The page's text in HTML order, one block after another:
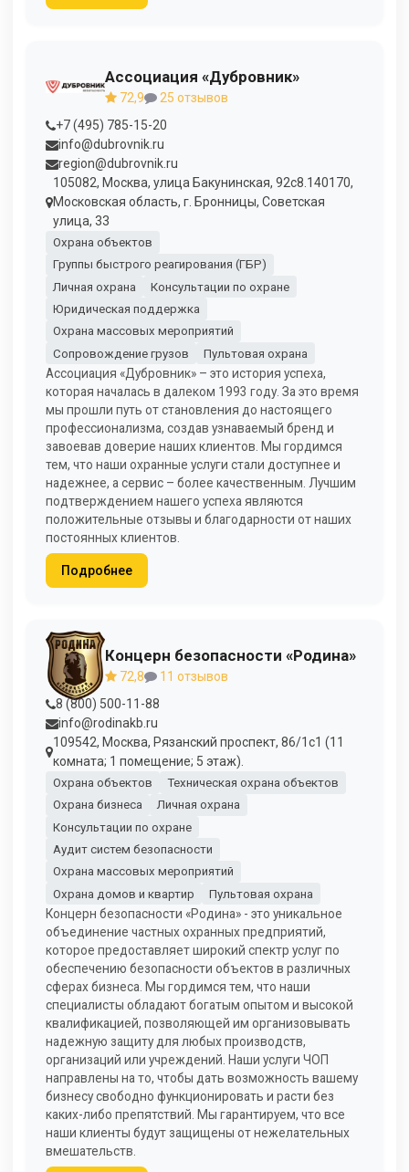
Ассоциация «Дубровник»
72,9
25 отзывов
+7 (495) 785-15-20
info@dubrovnik.ru
region@dubrovnik.ru
105082, Москва, улица Бакунинская, 92с8.140170,
Московская область, г. Бронницы, Советская
улица, 33
Охрана объектов
Группы быстрого реагирования (ГБР)
Личная охрана
Консультации по охране
Юридическая поддержка
Охрана массовых мероприятий
Сопровождение грузов
Пультовая охрана
Ассоциация «Дубровник» – это история успеха,
которая началась в далеком 1993 году. За это время
мы прошли путь от становления до настоящего
профессионализма, создав узнаваемый бренд и
завоевав доверие наших клиентов. Мы гордимся
тем, что наши охранные услуги стали доступнее и
надежнее, а сервис – более качественным. Лучшим
подтверждением нашего успеха являются
положительные отзывы и благодарности от наших
постоянных клиентов.
Подробнее
Концерн безопасности «Родина»
72,8
11 отзывов
8 (800) 500-11-88
info@rodinakb.ru
109542, Москва, Рязанский проспект, 86/1с1 (11
комната; 1 помещение; 5 этаж).
Охрана объектов
Техническая охрана объектов
Охрана бизнеса
Личная охрана
Консультации по охране
Аудит систем безопасности
Охрана массовых мероприятий
Охрана домов и квартир
Пультовая охрана
Концерн безопасности «Родина» - это уникальное
объединение частных охранных предприятий,
которое предоставляет широкий спектр услуг по
обеспечению безопасности объектов в различных
сферах бизнеса. Мы гордимся тем, что наши
специалисты обладают богатым опытом и высокой
квалификацией, позволяющей им организовывать
надежную защиту для любых производств,
организаций или учреждений. Наши услуги ЧОП
направлены на то, чтобы дать возможность вашему
бизнесу свободно функционировать и расти без
каких-либо препятствий. Мы гарантируем, что все
наши клиенты будут защищены от нежелательных
вмешательств.